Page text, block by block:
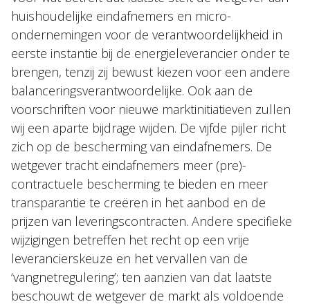
huishoudelijke eindafnemers en micro-
ondernemingen voor de verantwoordelijkheid in
eerste instantie bij de energieleverancier onder te
brengen, tenzij zij bewust kiezen voor een andere
balanceringsverantwoordelijke. Ook aan de
voorschriften voor nieuwe marktinitiatieven zullen
wij een aparte bijdrage wijden. De vijfde pijler richt
zich op de bescherming van eindafnemers. De
wetgever tracht eindafnemers meer (pre)-
contractuele bescherming te bieden en meer
transparantie te creëren in het aanbod en de
prijzen van leveringscontracten. Andere specifieke
wijzigingen betreffen het recht op een vrije
leverancierskeuze en het vervallen van de
‘vangnetregulering’; ten aanzien van dat laatste
beschouwt de wetgever de markt als voldoende